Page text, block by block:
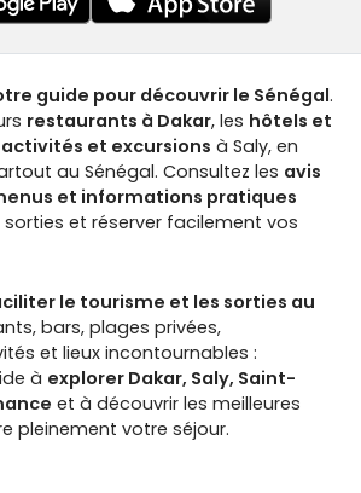
guide pour découvrir le Sénégal.
restaurants à Dakar, les hôtels et
activités et excursions à Saly, en
au Sénégal. Consultez les avis
et informations pratiques
et réserver facilement vos
le tourisme et les sorties au
bars, plages privées,
et lieux incontournables :
à explorer Dakar, Saly, Saint-
et à découvrir les meilleures
pleinement votre séjour.